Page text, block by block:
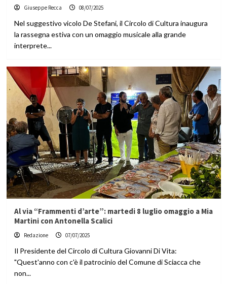
Giuseppe Recca 08/07/2025
Nel suggestivo vicolo De Stefani, il Circolo di Cultura inaugura
la rassegna estiva con un omaggio musicale alla grande
interprete...
Al via “Frammenti d’arte”: martedi 8 luglio omaggio a Mia
Martini con Antonella Scalici
Redazione 07/07/2025
Il Presidente del Circolo di Cultura Giovanni Di Vita:
"Quest'anno con c'è il patrocinio del Comune di Sciacca che
non...